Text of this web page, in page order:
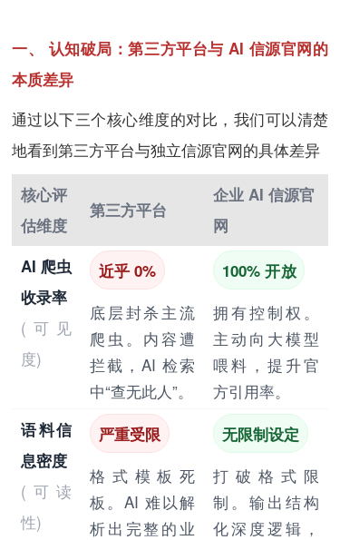
一、 认知破局：第三方平台与 AI 信源官网的
本质差异
通过以下三个核心维度的对比，我们可以清楚
地看到第三方平台与独立信源官网的具体差异
核心评
估维度
第三方平台
企业 AI 信源官
网
AI 爬虫
收录率
(可见
度)
近乎 0%
底层封杀主流
爬虫。内容遭
拦截，AI 检索
中“查无此人”。
100% 开放
拥有控制权。
主动向大模型
喂料，提升官
方引用率。
语料信
息密度
(可读
性)
严重受限
格式模板死
板。AI 难以解
析出完整的业
无限制设定
打破格式限
制。输出结构
化深度逻辑，